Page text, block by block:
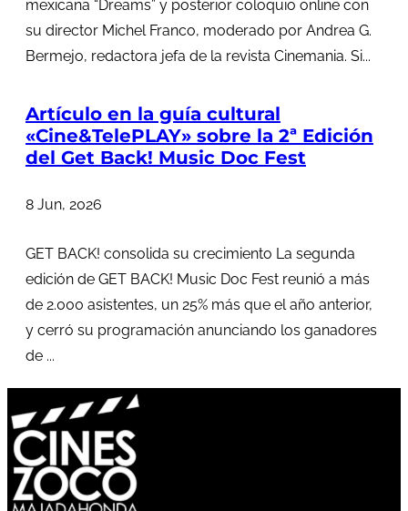
mexicana “Dreams” y posterior coloquio online con
su director Michel Franco, moderado por Andrea G.
Bermejo, redactora jefa de la revista Cinemania. Si...
Artículo en la guía cultural
«Cine&TelePLAY» sobre la 2ª Edición
del Get Back! Music Doc Fest
8 Jun, 2026
GET BACK! consolida su crecimiento La segunda
edición de GET BACK! Music Doc Fest reunió a más
de 2.000 asistentes, un 25% más que el año anterior,
y cerró su programación anunciando los ganadores
de ...